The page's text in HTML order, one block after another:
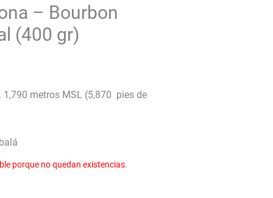
– Bourbon
(400 gr)
1,790 metros MSL (5,870 pies de
porque no quedan existencias.